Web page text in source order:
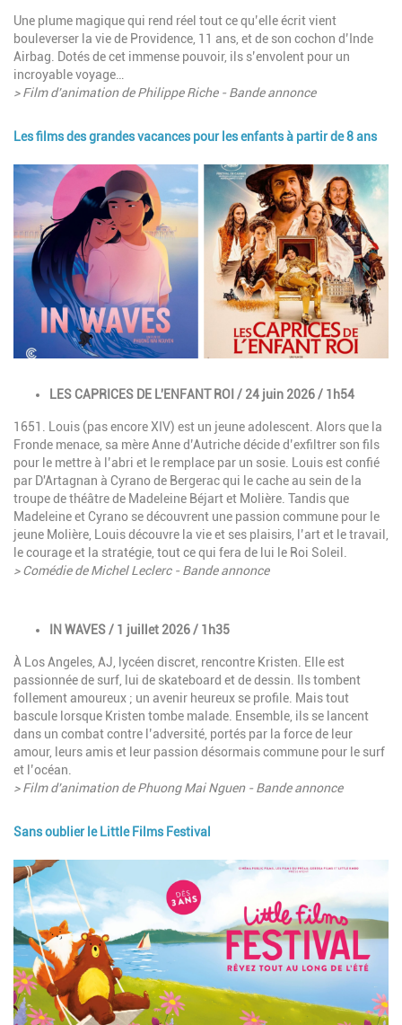
Une plume magique qui rend réel tout ce qu’elle écrit vient
bouleverser la vie de Providence, 11 ans, et de son cochon d’Inde
Airbag. Dotés de cet immense pouvoir, ils s’envolent pour un
incroyable voyage…
> Film d'animation de Philippe Riche - Bande annonce
Les films des grandes vacances pour les enfants à partir de 8 ans
Image
DescriptionLES CAPRICES DE L'ENFANT ROI / 24 juin 2026 / 1h54
1651. Louis (pas encore XIV) est un jeune adolescent. Alors que la
Fronde menace, sa mère Anne d’Autriche décide d’exfiltrer son fils
pour le mettre à l’abri et le remplace par un sosie. Louis est confié
par D'Artagnan à Cyrano de Bergerac qui le cache au sein de la
troupe de théâtre de Madeleine Béjart et Molière. Tandis que
Madeleine et Cyrano se découvrent une passion commune pour le
jeune Molière, Louis découvre la vie et ses plaisirs, l’art et le travail,
le courage et la stratégie, tout ce qui fera de lui le Roi Soleil.
> Comédie de Michel Leclerc - Bande annonce
DescriptionIN WAVES / 1 juillet 2026 / 1h35
À Los Angeles, AJ, lycéen discret, rencontre Kristen. Elle est
passionnée de surf, lui de skateboard et de dessin. Ils tombent
follement amoureux ; un avenir heureux se profile. Mais tout
bascule lorsque Kristen tombe malade. Ensemble, ils se lancent
dans un combat contre l’adversité, portés par la force de leur
amour, leurs amis et leur passion désormais commune pour le surf
et l’océan.
> Film d'animation de Phuong Mai Nguen - Bande annonce
Sans oublier le Little Films Festival
Image